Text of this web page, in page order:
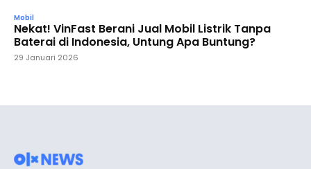
Mobil
Nekat! VinFast Berani Jual Mobil Listrik Tanpa
Baterai di Indonesia, Untung Apa Buntung?
29 Januari 2026